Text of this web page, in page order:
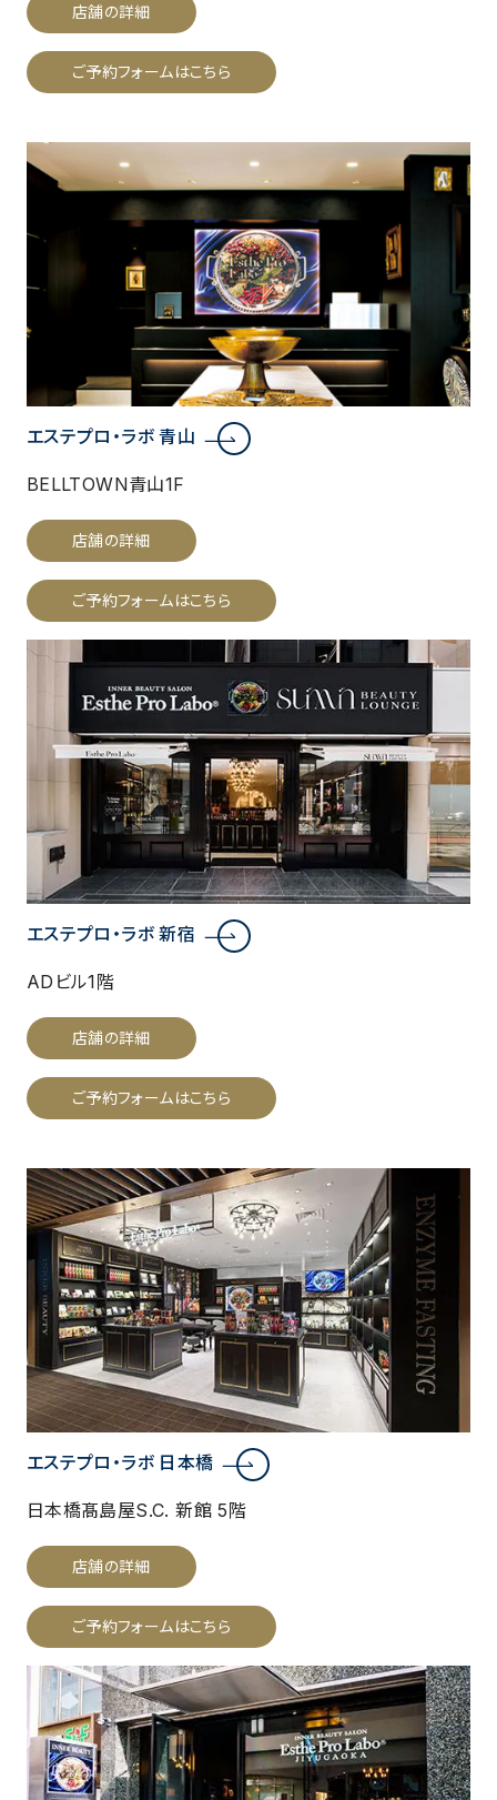
店舗の詳細
ご予約フォームはこちら
エステプロ・ラボ 青山
BELLTOWN青山1F
店舗の詳細
ご予約フォームはこちら
エステプロ・ラボ 新宿
ADビル1階
店舗の詳細
ご予約フォームはこちら
エステプロ・ラボ 日本橋
日本橋髙島屋S.C. 新館 5階
店舗の詳細
ご予約フォームはこちら